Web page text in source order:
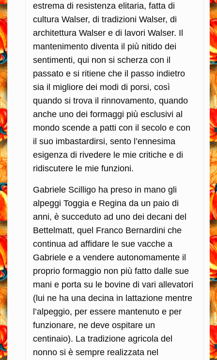
estrema di resistenza elitaria, fatta di
cultura Walser, di tradizioni Walser, di
architettura Walser e di lavori Walser. Il
mantenimento diventa il più nitido dei
sentimenti, qui non si scherza con il
passato e si ritiene che il passo indietro
sia il migliore dei modi di porsi, così
quando si trova il rinnovamento, quando
anche uno dei formaggi più esclusivi al
mondo scende a patti con il secolo e con
il suo imbastardirsi, sento l’ennesima
esigenza di rivedere le mie critiche e di
ridiscutere le mie funzioni.
Gabriele Scilligo ha preso in mano gli
alpeggi Toggia e Regina da un paio di
anni, è succeduto ad uno dei decani del
Bettelmatt, quel Franco Bernardini che
continua ad affidare le sue vacche a
Gabriele e a vendere autonomamente il
proprio formaggio non più fatto dalle sue
mani e porta su le bovine di vari allevatori
(lui ne ha una decina in lattazione mentre
l’alpeggio, per essere mantenuto e per
funzionare, ne deve ospitare un
centinaio). La tradizione agricola del
nonno si è sempre realizzata nel